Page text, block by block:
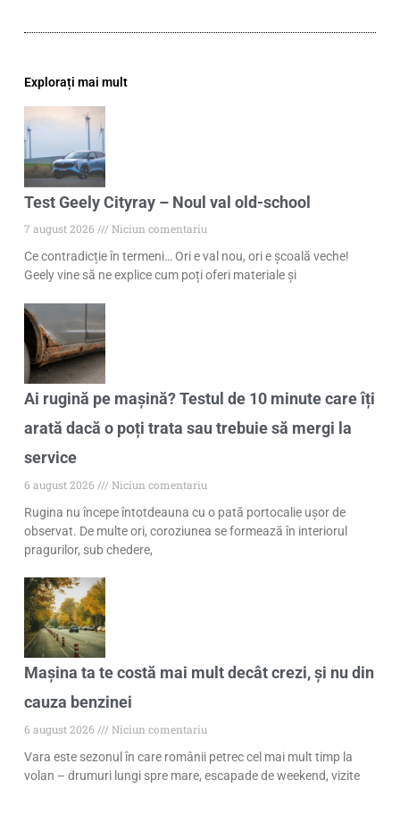
Explorați mai mult
Test Geely Cityray – Noul val old-school
7 august 2026
Niciun comentariu
Ce contradicție în termeni… Ori e val nou, ori e școală veche!
Geely vine să ne explice cum poți oferi materiale și
Ai rugină pe mașină? Testul de 10 minute care îți
arată dacă o poți trata sau trebuie să mergi la
service
6 august 2026
Niciun comentariu
Rugina nu începe întotdeauna cu o pată portocalie ușor de
observat. De multe ori, coroziunea se formează în interiorul
pragurilor, sub chedere,
Mașina ta te costă mai mult decât crezi, și nu din
cauza benzinei
6 august 2026
Niciun comentariu
Vara este sezonul în care românii petrec cel mai mult timp la
volan – drumuri lungi spre mare, escapade de weekend, vizite